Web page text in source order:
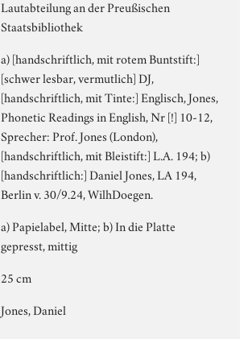
Lautabteilung an der Preußischen
Staatsbibliothek
a) [handschriftlich, mit rotem Buntstift:]
[schwer lesbar, vermutlich] DJ,
[handschriftlich, mit Tinte:] Englisch, Jones,
Phonetic Readings in English, Nr [!] 10-12,
Sprecher: Prof. Jones (London),
[handschriftlich, mit Bleistift:] L.A. 194; b)
[handschriftlich:] Daniel Jones, LA 194,
Berlin v. 30/9.24, WilhDoegen.
a) Papielabel, Mitte; b) In die Platte
gepresst, mittig
25 cm
Jones, Daniel